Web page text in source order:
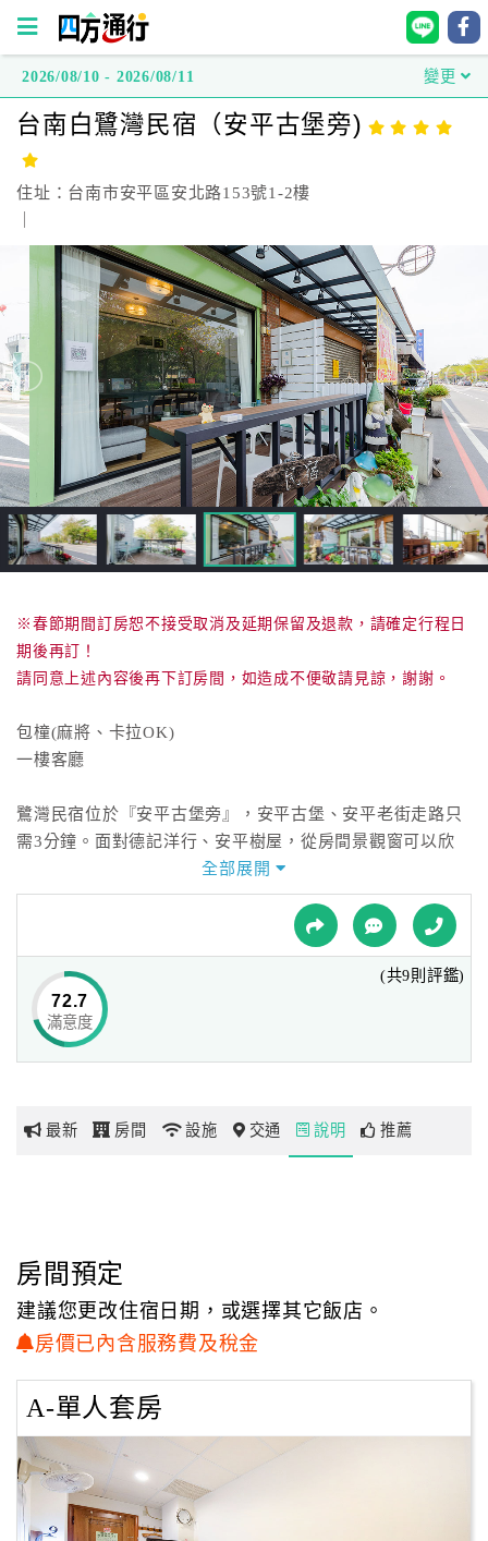
方
通
行
灣
訂
房
直
接
跟
飯
店
房
HOT
特
色
宿
車
網
紅
玩
地
圖
顧
服
客
2026/08/10 - 2026/08/11 變更
台南白鷺灣民宿（安平古堡旁)
住址：台南市安平區安北路153號1-2樓
※春節期間訂房恕不接受取消及延期保留及退款，請確定行程日
期後再訂！
請同意上述內容後再下訂房間，如造成不便敬請見諒，謝謝。
包橦(麻將、卡拉OK)
一樓客廳
鷺灣民宿位於『安平古堡旁』，安平古堡、安平老街走路只
需3分鐘。面對德記洋行、安平樹屋，從房間景觀窗可以欣
房間潔淨明亮，隔局方正，大面觀景窗搭配防火遮光窗簾，
舒適環境讓您一夜好眠，是旅途最佳休憩的所在。
歡迎包樓6、12人，包棟18人。
▲週遭環境資訊：
7-11、公車站、租車、停車場、郵局、銀行、安平市場。
安平樹屋、安平老街、安平小砲台、德記洋行、東興洋行、
共3台車，兩人1台）
民宿地點好環境佳停車便利。是CP值很高的民宿。
全部展開
72.7
滿意度
(共9則評鑑)
最新 房間 設施 交通 說明 推薦
房間預定
建議您更改住宿日期，或選擇其它飯店。
房價已內含服務費及稅金
A-單人套房